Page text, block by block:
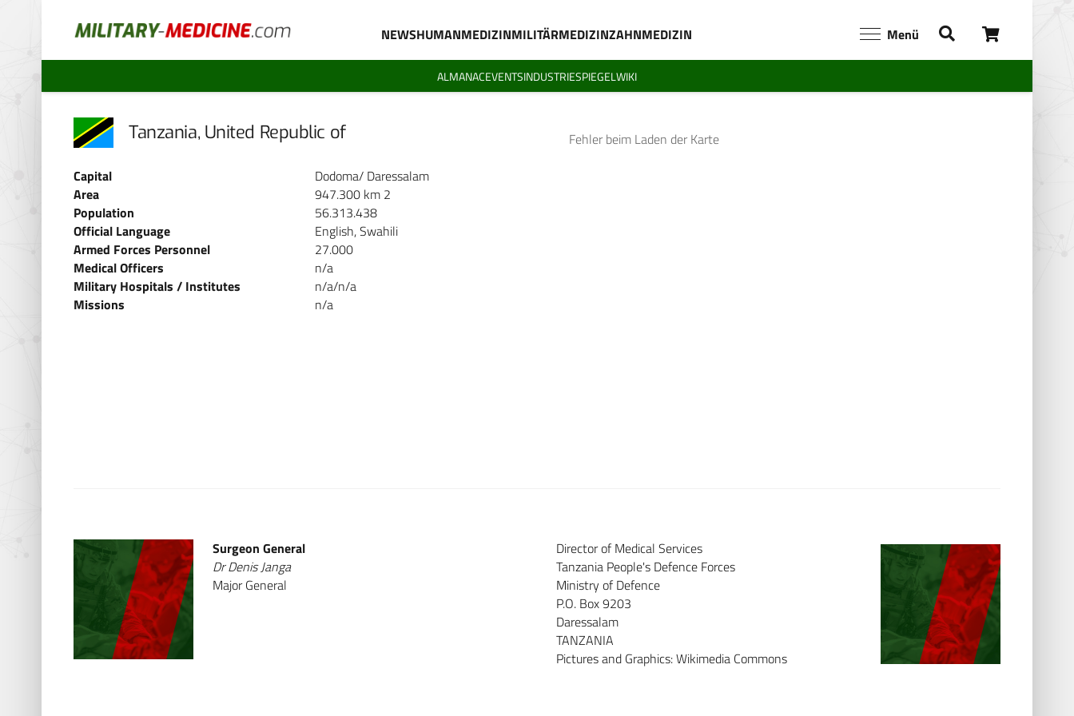
NEWSHUMANMEDIZINMILITÄRMEDIZINZAHNMEDIZIN Menü
ALMANACEVENTSINDUSTRIESPIEGELWIKI
Tanzania, United Republic of
Capital
Area
Population
Official Language
Armed Forces Personnel
Medical Officers
Military Hospitals / Institutes
Missions
Dodoma/ Daressalam
947.300 km 2
56.313.438
English, Swahili
27.000
n/a
n/a/n/a
n/a
Fehler beim Laden der Karte
Surgeon General
Dr Denis Janga
Major General
Director of Medical Services
Tanzania People's Defence Forces
Ministry of Defence
P.O. Box 9203
Daressalam
TANZANIA
Pictures and Graphics: Wikimedia Commons